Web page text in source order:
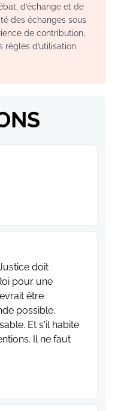
d’échange et de
des échanges sous
de contribution,
règles d’utilisation.
doit
pour une
être
possible.
Et s'il habite
Il ne faut